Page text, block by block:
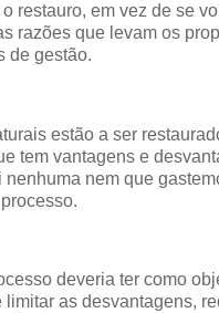
restauro, em vez de se
razões que levam os
de gestão.
estão a ser
tem vantagens e
nenhuma nem que
deveria ter como
limitar as desvantagens,